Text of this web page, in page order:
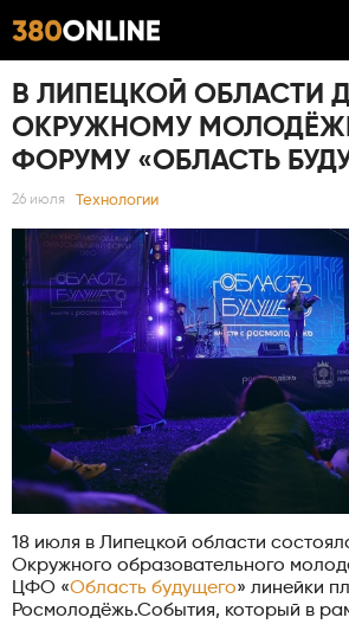
В ЛИПЕЦКОЙ ОБЛАСТИ
ОКРУЖНОМУ
ФОРУМУ «ОБЛАСТЬ
26 июля Технологии
18 июля в Липецкой области
Окружного образовательного
ЦФО «Область будущего» линейки
Росмолодёжь.События, который в